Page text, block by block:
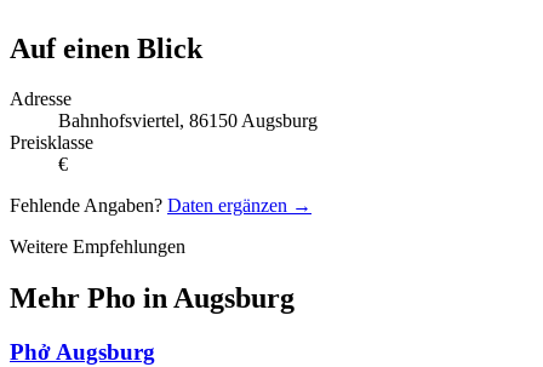
Auf einen Blick
Adresse
Bahnhofsviertel, 86150 Augsburg
Preisklasse
€
Fehlende Angaben? Daten ergänzen →
Weitere Empfehlungen
Mehr Pho in Augsburg
Phở Augsburg